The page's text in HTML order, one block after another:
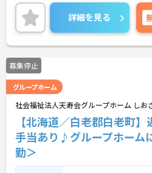
ご興味のある方には、面接対策ポイ
に詳細をお話いたしますので、お気
さい。
詳細を見る
募集停止
グループホーム
社会福祉法人天寿会グループホーム しお
【北海道／白老郡白老町
手当あり♪グループホーム
勤＞